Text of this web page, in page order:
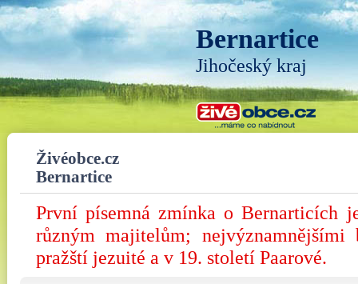
Bernartice
Jihočeský kraj
Živéobce.cz
Bernartice
První písemná zmínka o Bernarticích
různým majitelům;
pražští jezuité a v 19. století Paarové.